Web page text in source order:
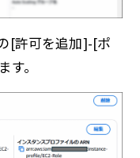
[許可を追加]-[ポ
。